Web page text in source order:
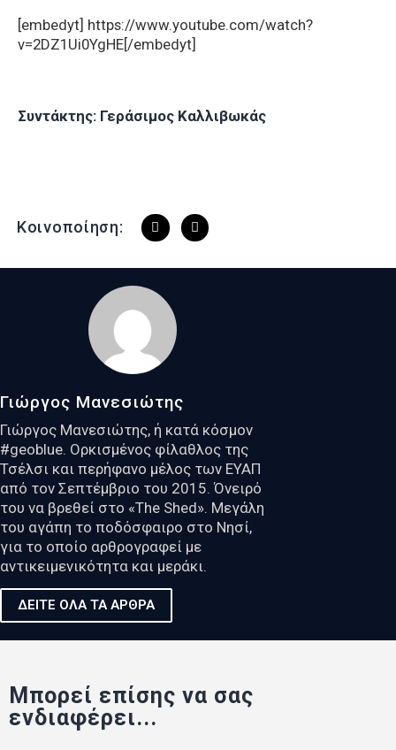
[embedyt] https://www.youtube.com/watch?
v=2DZ1Ui0YgHE[/embedyt]
Συντάκτης: Γεράσιμος Καλλιβωκάς
Κοινοποίηση:
Γιώργος Μανεσιώτης
Γιώργος Μανεσιώτης, ή κατά κόσμον
#geoblue. Ορκισμένος φίλαθλος της
Τσέλσι και περήφανο μέλος των ΕΥΑΠ
από τον Σεπτέμβριο του 2015. Όνειρό
του να βρεθεί στο «The Shed». Μεγάλη
του αγάπη το ποδόσφαιρο στο Νησί,
για το οποίο αρθρογραφεί με
αντικειμενικότητα και μεράκι.
ΔΕΙΤΕ ΟΛΑ ΤΑ ΑΡΘΡΑ
Μπορεί επίσης να σας
ενδιαφέρει...